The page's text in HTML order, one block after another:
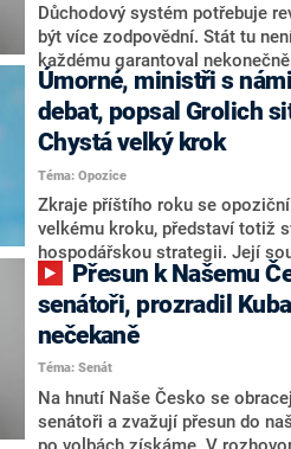
Důchodový systém potřebuje
být více zodpovědní. Stát tu
každému garantoval
Chybí tu nový systém a my ho
hejtman Jihočeského kraje a
Česko Martin Kuba v rozhovoru
V čele státu pak podle něj
střetem zájmů omezoval
dodal. Řešení u Andreje Babiše
Úmorné, ministři s
debat, popsal Grolich
Chystá velký krok
Téma: Opozice
Zkraje příštího roku se
velkému kroku, představí totiž
hospodářskou strategii. Její
stárnutí populace, řekl ve
nový předseda lidovců Jan
senátních volbách kandiduje ve
aktivitu opozice, o níž vládní
komentátoři mluví jako o slabé
úmorná práce upozorňovat na
námi navíc nechodí do debat.
svoje témata,“ odpověděl
senátoři, prozradil
nečekaně
Téma: Senát
Na hnutí Naše Česko se
senátoři a zvažují přesun do